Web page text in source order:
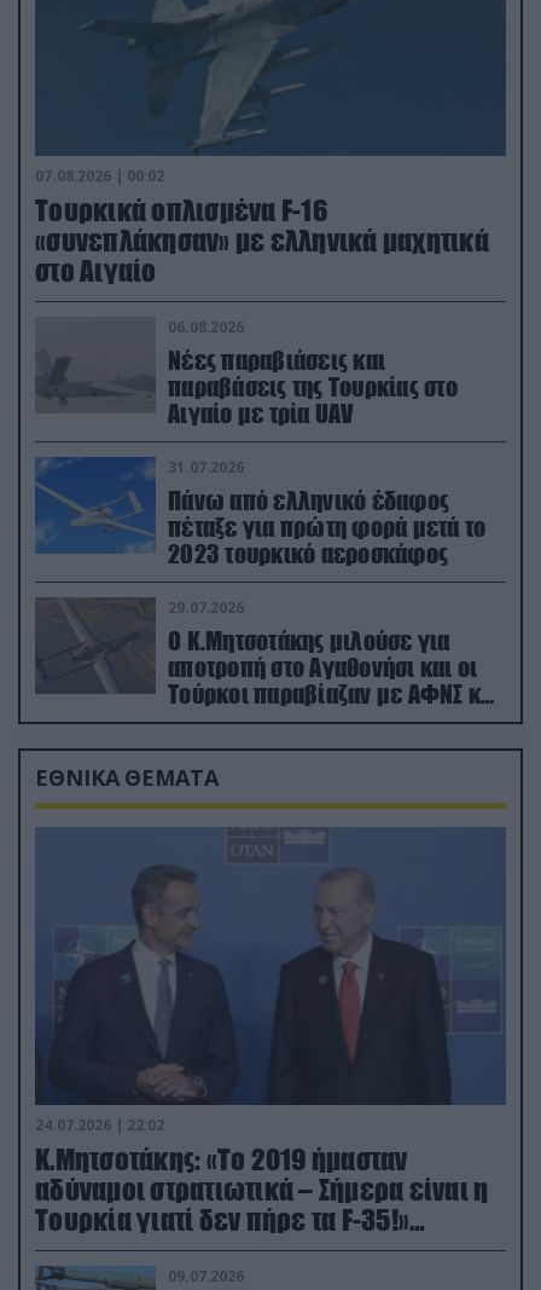
07.08.2026 | 00:02
Τουρκικά οπλισμένα F-16
«συνεπλάκησαν» με ελληνικά μαχητικά
στο Αιγαίο
06.08.2026
Νέες παραβιάσεις και
παραβάσεις της Τουρκίας στο
Αιγαίο με τρία UAV
31.07.2026
Πάνω από ελληνικό έδαφος
πέταξε για πρώτη φορά μετά το
2023 τουρκικό αεροσκάφος
29.07.2026
Ο Κ.Μητσοτάκης μιλούσε για
αποτροπή στο Αγαθονήσι και οι
Τούρκοι παραβίαζαν με ΑΦΝΣ και
drone
ΕΘΝΙΚΑ ΘΕΜΑΤΑ
24.07.2026 | 22:02
Κ.Μητσοτάκης: «Το 2019 ήμασταν
αδύναμοι στρατιωτικά – Σήμερα είναι η
Τουρκία γιατί δεν πήρε τα F-35!»
(βίντεο)
09.07.2026